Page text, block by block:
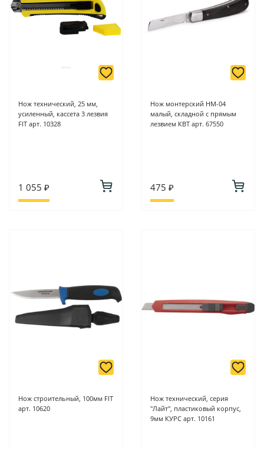
Нож технический, 25 мм,
усиленный, кассета 3 лезвия
FIT арт. 10328
1 055 ₽
Нож монтерский НМ-04
малый, складной с прямым
лезвием КВТ арт. 67550
475 ₽
Нож строительный, 100мм FIT
арт. 10620
Нож технический, серия
"Лайт", пластиковый корпус,
9мм КУРС арт. 10161